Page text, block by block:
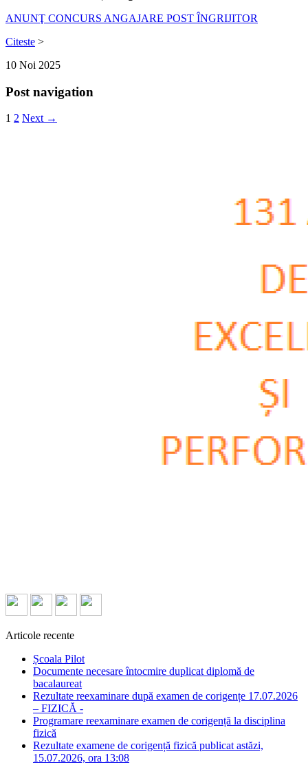
ANUNŢ CONCURS ANGAJARE POST ÎNGRIJITOR
Citeste >
10 Noi 2025
Post navigation
1 2 Next →
Articole recente
Școala Pilot
Documente necesare întocmire duplicat diplomă de
bacalaureat
Rezultate reexaminare după examen de corigențe 17.07.2026
– FIZICĂ -
Programare reexaminare examen de corigență la disciplina
fizică
Rezultate examene de corigență fizică publicat astăzi,
15.07.2026, ora 13:08